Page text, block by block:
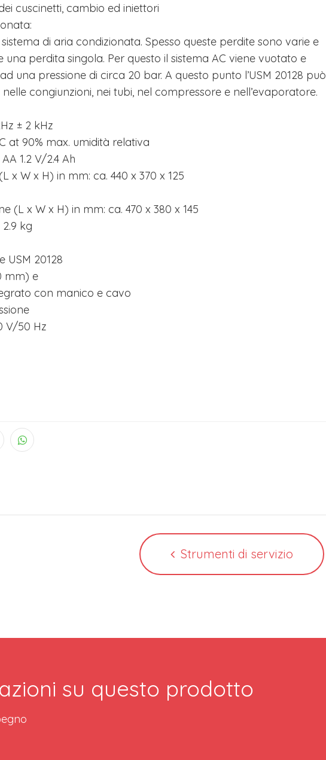
cuscinetti, cambio ed iniettori
di aria condizionata. Spesso queste perdite sono varie e
una perdita singola. Per questo il sistema AC viene vuotato e
una pressione di circa 20 bar. A questo punto l’USM 20128 può
congiunzioni, nei tubi, nel compressore e nell’evaporatore.
± 2 kHz
at 90% max. umidità relativa
1.2 V/2.4 Ah
x W x H) in mm: ca. 440 x 370 x 125
(L x W x H) in mm: ca. 470 x 380 x 145
kg
USM 20128
mm) e
con manico e cavo
V/50 Hz
Strumenti di servizio
su questo prodotto